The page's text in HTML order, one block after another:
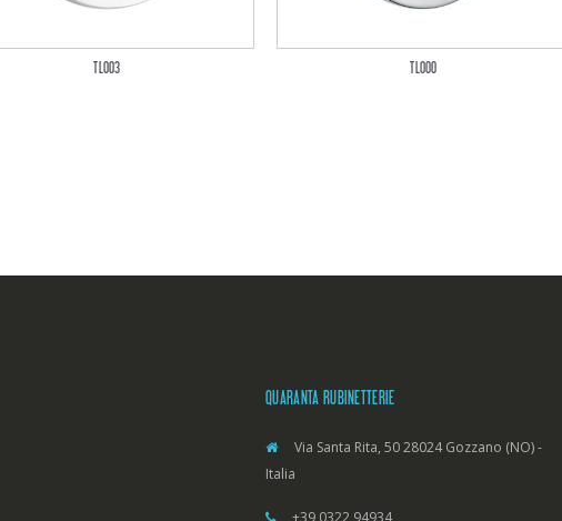
TL003 TL000
QUARANTA RUBINETTERIE
Via Santa Rita, 50 28024 Gozzano (NO) -
Italia
+39 0322 94934